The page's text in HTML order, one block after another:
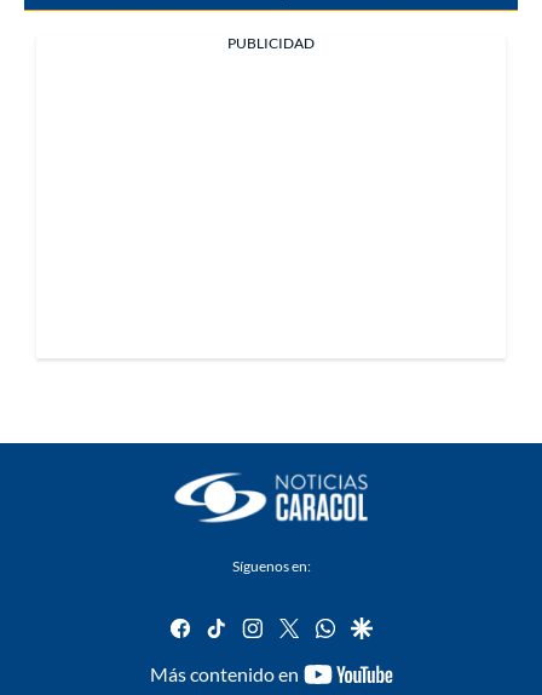
PUBLICIDAD
Síguenos en:
facebook
tiktok instagram
twitterwhatsapp
google
Más contenido en
youtube-